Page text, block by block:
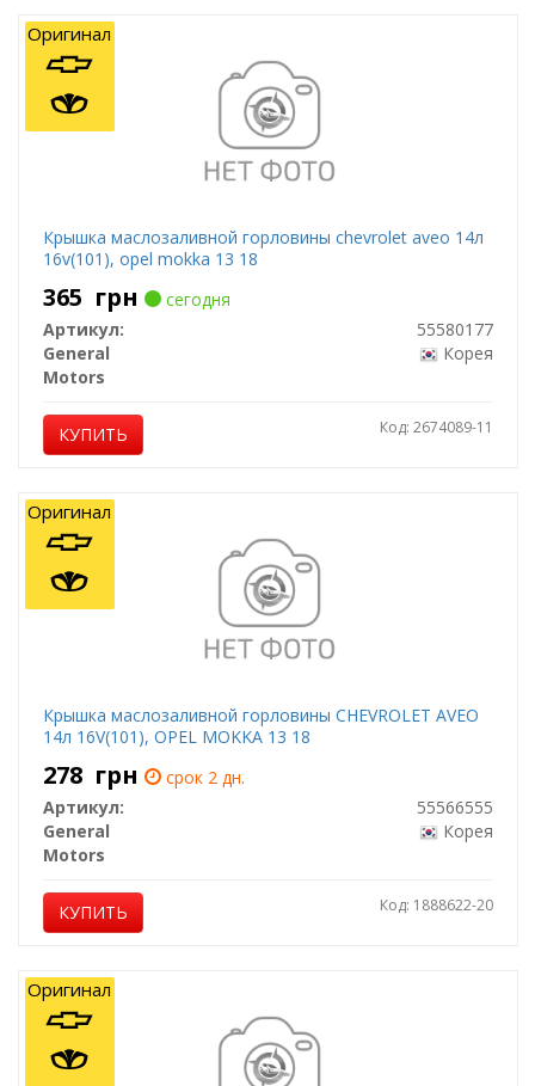
Крышка маслозаливной горловины chevrolet aveo 14л
16v(101), opel mokka 13 18
365 грн
сегодня
Артикул:
55580177
General
Motors
Корея
КУПИТЬ Код: 2674089-11
Оригинал
Крышка маслозаливной горловины CHEVROLET AVEO
14л 16V(101), OPEL MOKKA 13 18
278 грн
срок 2 дн.
Артикул:
55566555
General
Motors
Корея
КУПИТЬ Код: 1888622-20
Оригинал
Оригинал